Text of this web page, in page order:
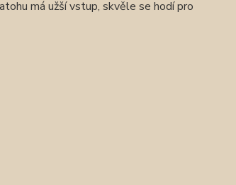
má užší vstup, skvěle se hodí pro